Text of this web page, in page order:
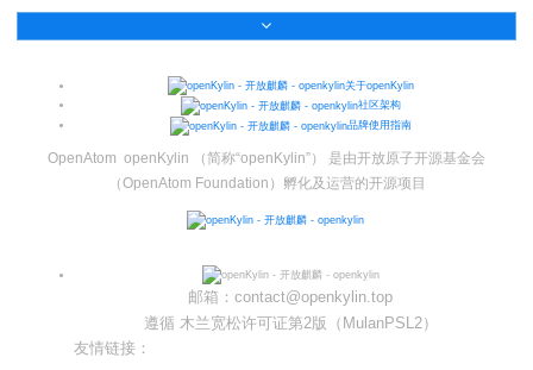
档
件
关于openKylin
社区架构
品牌使用指南
OpenAtom openKylin （简称“openKylin”） 是由开放原子开源基金会
（OpenAtom Foundation）孵化及运营的开源项目
邮箱：contact@openkylin.top
遵循 木兰宽松许可证第2版（MulanPSL2）
友情链接：